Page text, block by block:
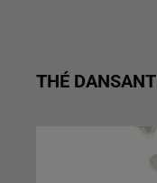
THÉ DANSANT